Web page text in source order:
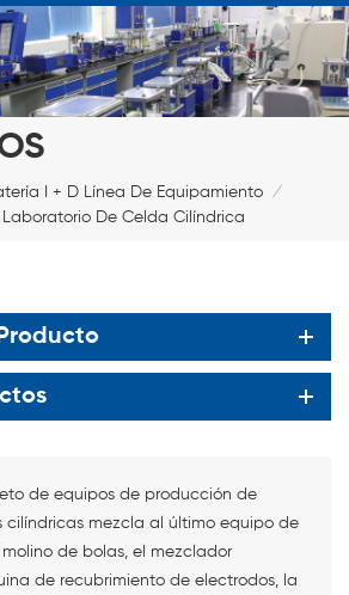
I + D Línea De Equipamiento /
Laboratorio De Celda Cilíndrica
de equipos de producción de
cilíndricas mezcla al último equipo de
de bolas, el mezclador
de recubrimiento de electrodos, la